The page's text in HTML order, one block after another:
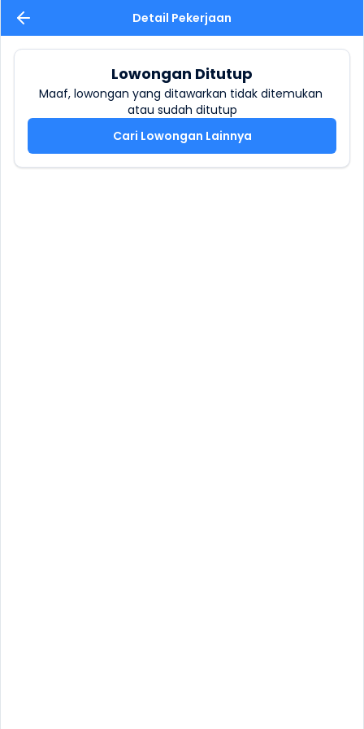
Detail Pekerjaan
Lowongan Ditutup
Maaf, lowongan yang ditawarkan tidak ditemukan
atau sudah ditutup
Cari Lowongan Lainnya